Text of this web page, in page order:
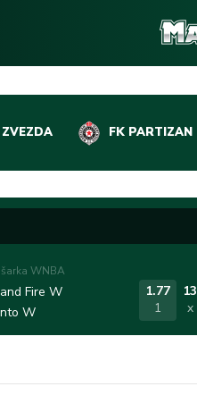
FK PARTIZAN
WNBA
Fire W
W
1.77
1
13
x